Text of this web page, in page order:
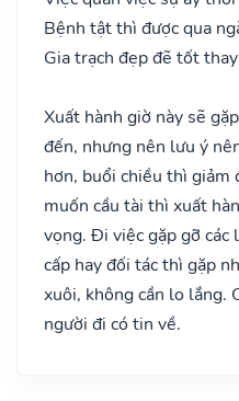
Bệnh tật thì được qua
Gia trạch đẹp đẽ tốt
Xuất hành giờ này sẽ
đến, nhưng nên lưu ý
hơn, buổi chiều thì
muốn cầu tài thì xuất
vọng. Đi việc gặp gỡ các
cấp hay đối tác thì gặp
xuôi, không cần lo lắng.
người đi có tin về.